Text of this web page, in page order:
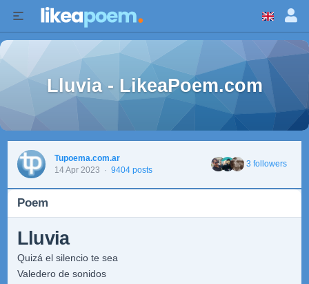
Lluvia - LikeaPoem.com
Tupoema.com.ar
14 Apr 2023 · 9404 posts
3 followers
Poem
Lluvia
Quizá el silencio te sea
Valedero de sonidos